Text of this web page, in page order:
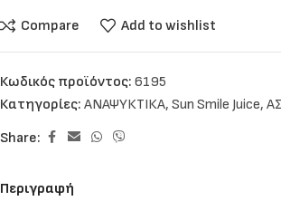
Compare
Add to wishlist
Κωδικός προϊόντος: 6195
Κατηγορίες: ΑΝΑΨΥΚΤΙΚΑ, Sun Smile Juice,
Share:
Περιγραφή